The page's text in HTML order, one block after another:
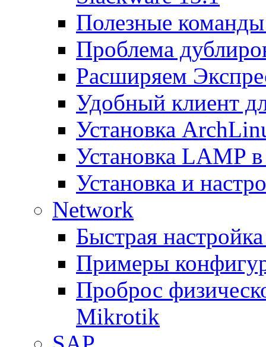
Полезные
Проблема
Расширяем
Удобный клиент
Установка
Установка LAMP
Установка и
Network
Быстрая
Примеры
Проброс
Mikrotik